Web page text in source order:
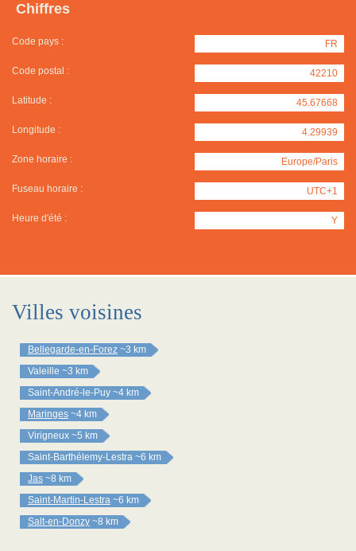
Chiffres
Code pays : FR
Code postal : 42210
Latitude : 45.67668
Longitude : 4.29939
Zone horaire : Europe/Paris
Fuseau horaire : UTC+1
Heure d'été : Y
Villes voisines
Bellegarde-en-Forez ~3 km
Valeille ~3 km
Saint-André-le-Puy ~4 km
Maringes ~4 km
Virigneux ~5 km
Saint-Barthélemy-Lestra ~6 km
Jas ~8 km
Saint-Martin-Lestra ~6 km
Salt-en-Donzy ~8 km